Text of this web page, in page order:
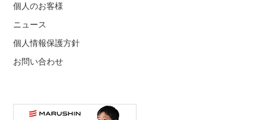
個人のお客様
ニュース
個人情報保護方針
お問い合わせ